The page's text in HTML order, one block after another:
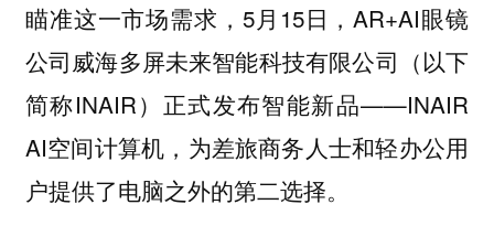
瞄准这一市场需求，5月15日，AR+AI眼镜
公司威海多屏未来智能科技有限公司（以下
简称INAIR）正式发布智能新品——INAIR
AI空间计算机，为差旅商务人士和轻办公用
户提供了电脑之外的第二选择。